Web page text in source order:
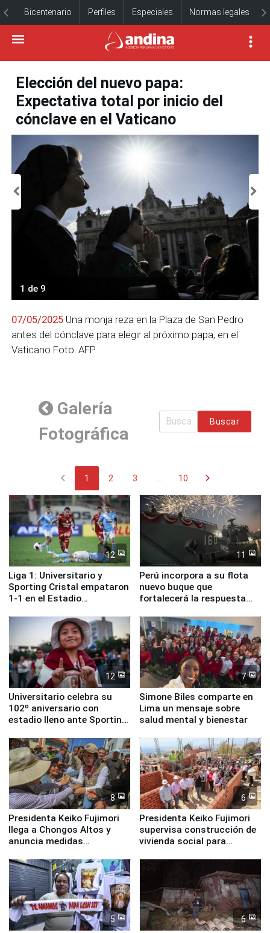
Bicentenario Perfiles Especiales Normas legales
Elección del nuevo papa:
Expectativa total por inicio del
cónclave en el Vaticano
1 de 9
07/05/2025 Una monja reza en la Plaza de San Pedro
antes del cónclave para elegir al próximo papa, en el
Vaticano Foto: AFP
Galería
Fotográfica
Buscar
chevron_left 1 2 3 10 chevron_right
12
Liga 1: Universitario y
Sporting Cristal empataron
1-1 en el Estadio
11
Perú incorpora a su flota
nuevo buque que
fortalecerá la respuesta
12
Universitario celebra su
102º aniversario con
estadio lleno ante Sporting
7
Simone Biles comparte en
Lima un mensaje sobre
salud mental y bienestar
8
Presidenta Keiko Fujimori
llega a Chongos Altos y
anuncia medidas
educación, salud y empleo
6
Presidenta Keiko Fujimori
supervisa construcción de
vivienda social para
5 6